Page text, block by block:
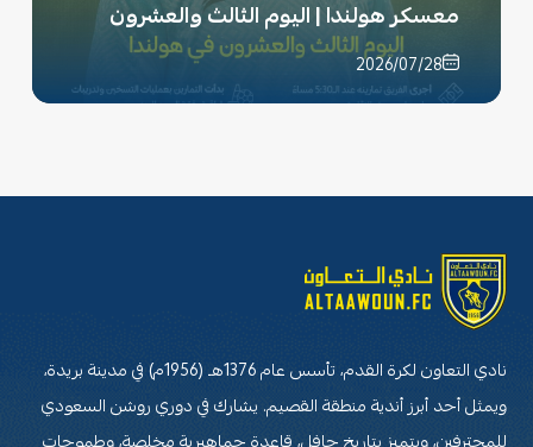
معسكر هولندا | اليوم الثالث والعشرون
2026/07/28
نادي التعاون لكرة القدم، تأسس عام 1376هـ (1956م) في مدينة بريدة،
ويمثل أحد أبرز أندية منطقة القصيم. يشارك في دوري روشن السعودي